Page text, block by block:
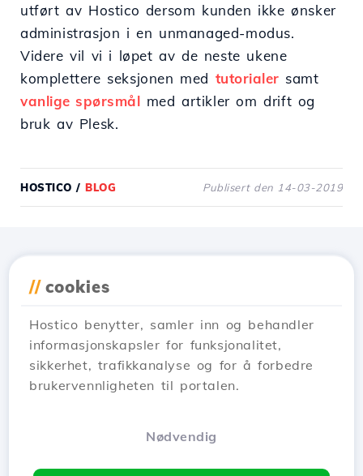
utført av Hostico dersom kunden ikke ønsker
administrasjon i en unmanaged-modus.
Videre vil vi i løpet av de neste ukene
komplettere seksjonen med tutorialer samt
vanlige spørsmål med artikler om drift og
bruk av Plesk.
HOSTICO / BLOG Publisert den 14-03-2019
// cookies
Hostico benytter, samler inn og behandler
informasjonskapsler for funksjonalitet,
sikkerhet, trafikkanalyse og for å forbedre
brukervennligheten til portalen.
Nødvendig